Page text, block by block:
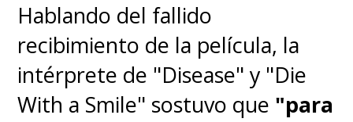
premiación,P hoenix se llevó la
estatuilla como Mejor Actor y
la compositora Hildur
Guðnadóttir se alzó con el
Hablando del fallido
recibimiento de la película, la
intérprete de "Disease" y "Die
With a Smile" sostuvo que "para